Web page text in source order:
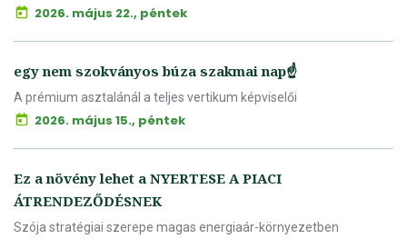
2026. május 22., péntek
egy nem szokványos búza szakmai nap☝️
A prémium asztalánál a teljes vertikum képviselői
2026. május 15., péntek
Ez a növény lehet a NYERTESE A PIACI
ÁTRENDEZŐDÉSNEK
Szója stratégiai szerepe magas energiaár-környezetben